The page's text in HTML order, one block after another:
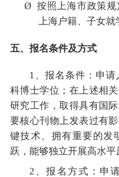
Ø 按照上海市政策
上海户籍、子女就
五、报名条件及方式
1 、报名条件：申
科博士学位；在上述相
研究工作，取得具有国
要核心刊物上发表过有
键技术、拥有重要的发
跃，能够独立开展高水平
2 、报名方式： 申